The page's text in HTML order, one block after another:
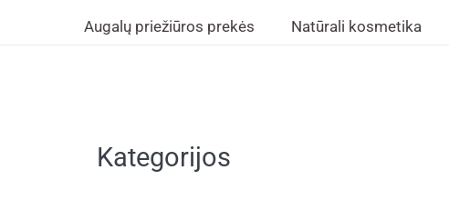
Augalų priežiūros prekės
Natūrali kosmetika
Kategorijos